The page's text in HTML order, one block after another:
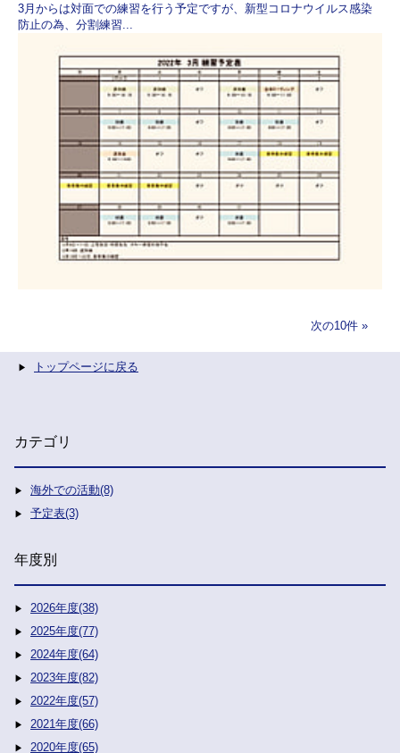
3月からは対面での練習を行う予定ですが、新型コロナウイルス感染
防止の為、分割練習...
次の10件
トップページに戻る
カテゴリ
海外での活動(8)
予定表(3)
年度別
2026年度(38)
2025年度(77)
2024年度(64)
2023年度(82)
2022年度(57)
2021年度(66)
2020年度(65)